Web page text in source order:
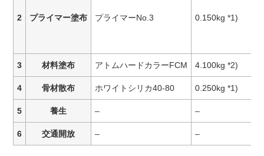
2 プライマー塗布 プライマーNo.3 0.150kg *1)
3 材料塗布 アトムハードカラーFCM 4.100kg *2)
4 骨材散布 ホワイトシリカ40-80 0.250kg *1)
5 養生 – –
6 交通開放 – –